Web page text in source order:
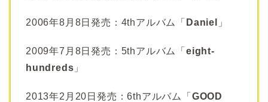
2006年8月8日発売：4thアルバム「 Daniel 」
2009年7月8日発売：5thアルバム「 eight-
hundreds 」
2013年2月20日発売：6thアルバム「 GOOD